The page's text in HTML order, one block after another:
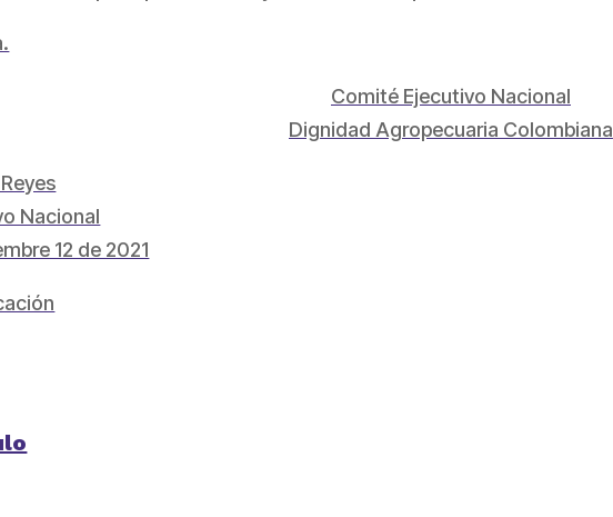
Comité Ejecutivo Nacional
Dignidad Agropecuaria Colombiana
Nacional
12 de 2021